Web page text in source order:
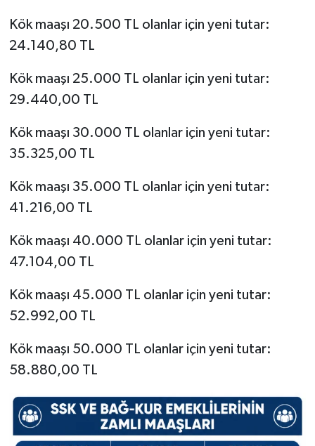
Kök maaşı 20.500 TL olanlar için yeni tutar:
24.140,80 TL
Kök maaşı 25.000 TL olanlar için yeni tutar:
29.440,00 TL
Kök maaşı 30.000 TL olanlar için yeni tutar:
35.325,00 TL
Kök maaşı 35.000 TL olanlar için yeni tutar:
41.216,00 TL
Kök maaşı 40.000 TL olanlar için yeni tutar:
47.104,00 TL
Kök maaşı 45.000 TL olanlar için yeni tutar:
52.992,00 TL
Kök maaşı 50.000 TL olanlar için yeni tutar:
58.880,00 TL